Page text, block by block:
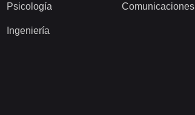
Psicología
Ingeniería
Comunicaciones